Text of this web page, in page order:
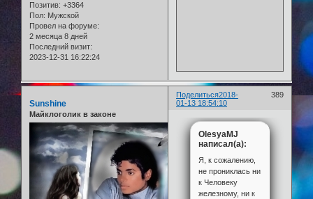
Позитив: +3364
Пол: Мужской
Провел на форуме:
2 месяца 8 дней
Последний визит:
2023-12-31 16:22:24
Поделиться 389
2018-
01-13 18:54:10
Sunshine
Майклоголик в законе
OlesyaMJ
написал(а):
Я, к сожалению,
не прониклась ни
к Человеку
железному, ни к